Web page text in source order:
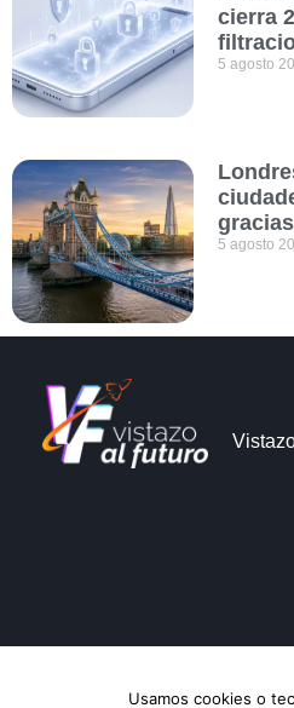
cierra
5 agosto
5 agosto
Usamos cookies o